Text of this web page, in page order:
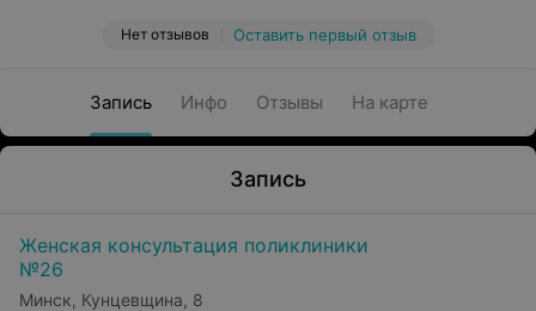
Нет отзывов Оставить первый отзыв
Запись Инфо Отзывы На карте
Запись
Женская консультация поликлиники
№26
Минск, Кунцевщина, 8